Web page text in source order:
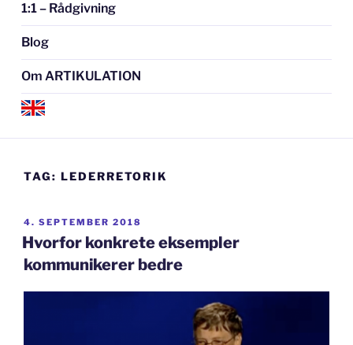
1:1 – Rådgivning
Blog
Om ARTIKULATION
TAG: LEDERRETORIK
UDGIVET
DEN
4. SEPTEMBER 2018
Hvorfor konkrete eksempler
kommunikerer bedre